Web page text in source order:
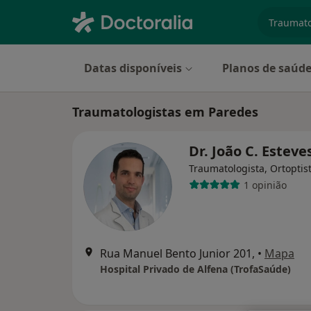
Datas disponíveis Planos de saúde
Traumatologistas em Paredes
Dr. João C.
Traumatologista,
1 opinião
Rua Manuel Bento Junior 201, • Mapa
Hospital Privado de Alfena (TrofaSaúde)